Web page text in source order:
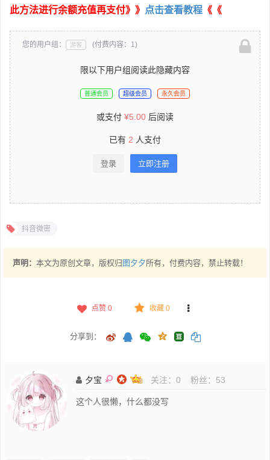
此方法进行余额充值再支付》》 点击查看教程 《《
您的用户组： 游客 (付费内容：1)
限以下用户组阅读此隐藏内容
普通会员 超级会员 永久会员
或支付 ¥5.00 后阅读
已有 2 人支付
登录 立即注册
抖音微密
声明： 本文为原创文章，版权归 图夕夕所有，付费内容，禁止转载！
点赞 0 收藏 0
分享到：
夕宝 关注： 0 粉丝： 53
这个人很懒，什么都没写